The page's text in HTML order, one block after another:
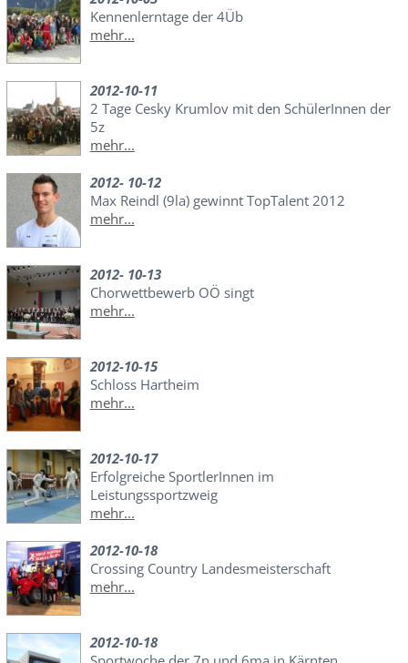
Kennenlerntage der 4Üb
mehr...
2012-10-11
2 Tage Cesky Krumlov mit den SchülerInnen der
5z
mehr...
2012- 10-12
Max Reindl (9la) gewinnt TopTalent 2012
mehr...
2012- 10-13
Chorwettbewerb OÖ singt
mehr...
2012-10-15
Schloss Hartheim
mehr...
2012-10-17
Erfolgreiche SportlerInnen im
Leistungssportzweig
mehr...
2012-10-18
Crossing Country Landesmeisterschaft
mehr...
2012-10-18